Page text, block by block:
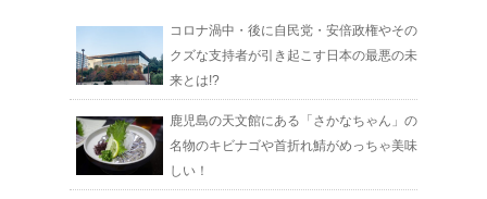
コロナ渦中・後に自民党・安倍政権やその
クズな支持者が引き起こす日本の最悪の未
来とは!?
鹿児島の天文館にある「さかなちゃん」の
名物のキビナゴや首折れ鯖がめっちゃ美味
しい！